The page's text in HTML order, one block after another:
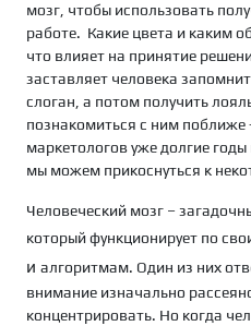
мозг, чтобы использовать
работе. Какие цвета и каким
что влияет на принятие
заставляет человека
слоган, а потом получить
познакомиться с ним поближе
маркетологов уже долгие
мы можем прикоснуться к
Человеческий мозг –
который функционирует по
и алгоритмам. Один из них
внимание изначально
концентрировать. Но когда